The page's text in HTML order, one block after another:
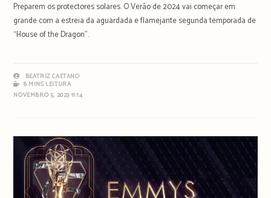
Preparem os protectores solares. O Verão de 2024 vai começar em
grande com a estreia da aguardada e flamejante segunda temporada de
“House of the Dragon”.
BEATRIZ CAETANO
8 MINS LEITURA
NOVEMBRO 5, 2023 11:14